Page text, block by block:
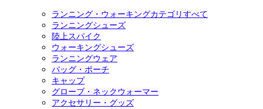
ランニング・ウォーキングカテゴリすべて
ランニングシューズ
陸上スパイク
ウォーキングシューズ
ランニングウェア
バッグ・ポーチ
キャップ
グローブ・ネックウォーマー
アクセサリー・グッズ